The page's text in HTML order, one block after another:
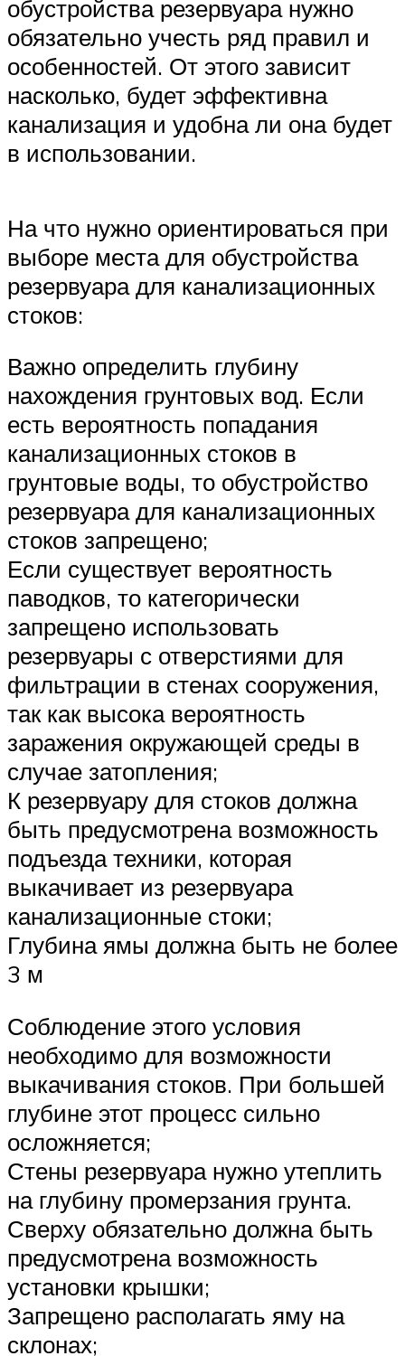
обустройства резервуара нужно
обязательно учесть ряд правил и
особенностей. От этого зависит
насколько, будет эффективна
канализация и удобна ли она будет
в использовании.
На что нужно ориентироваться при
выборе места для обустройства
резервуара для канализационных
стоков:
Важно определить глубину
нахождения грунтовых вод. Если
есть вероятность попадания
канализационных стоков в
грунтовые воды, то обустройство
резервуара для канализационных
стоков запрещено;
Если существует вероятность
паводков, то категорически
запрещено использовать
резервуары с отверстиями для
фильтрации в стенах сооружения,
так как высока вероятность
заражения окружающей среды в
случае затопления;
К резервуару для стоков должна
быть предусмотрена возможность
подъезда техники, которая
выкачивает из резервуара
канализационные стоки;
Глубина ямы должна быть не более
3 м
Соблюдение этого условия
необходимо для возможности
выкачивания стоков. При большей
глубине этот процесс сильно
осложняется;
Стены резервуара нужно утеплить
на глубину промерзания грунта.
Сверху обязательно должна быть
предусмотрена возможность
установки крышки;
Запрещено располагать яму на
склонах;